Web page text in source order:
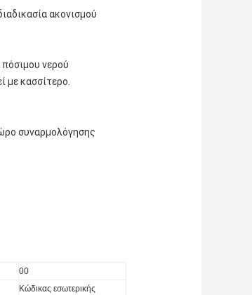
ακονισμού
πόσιμου νερού
με κασσίτερο.
συναρμολόγησης
00
Κώδικας εσωτερικής